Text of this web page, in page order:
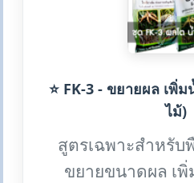
⭐ FK-3 - ขยายผล เพิ่
ไม้)
สูตรเฉพาะสำหรั
ขยายขนาดผล เ